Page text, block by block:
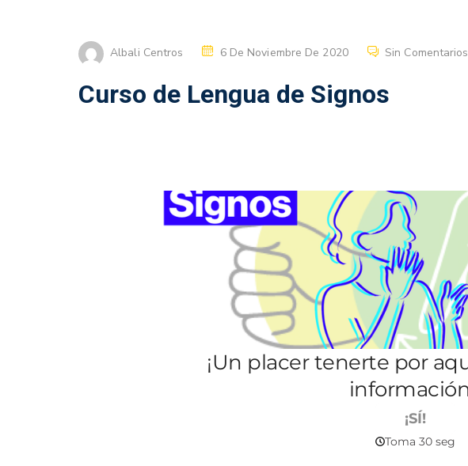
Albali Centros 6 De Noviembre De 2020 Sin Comentarios
Curso de Lengua de Signos